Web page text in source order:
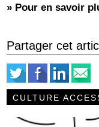
» Pour en savoir
Partager cet
CULTURE